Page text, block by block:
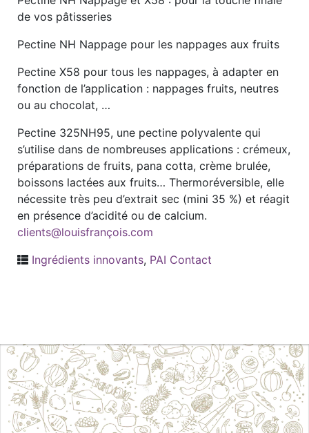
de vos pâtisseries
Pectine NH Nappage pour les nappages aux fruits
Pectine X58 pour tous les nappages, à adapter en
fonction de l’application : nappages fruits, neutres
ou au chocolat, …
Pectine 325NH95, une pectine polyvalente qui
s’utilise dans de nombreuses applications : crémeux,
préparations de fruits, pana cotta, crème brulée,
boissons lactées aux fruits… Thermoréversible, elle
nécessite très peu d’extrait sec (mini 35 %) et réagit
en présence d’acidité ou de calcium.
clients@louisfrançois.com
Ingrédients innovants, PAI Contact